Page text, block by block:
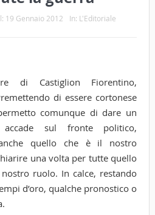
19 Gennaio 2012 In: L'Editoriale
di Castiglion Fiorentino,
di essere cortonese
comunque di dare un
sul fronte politico,
quello che è il nostro
una volta per tutte quello
ruolo. In calce, restando
d’oro, qualche pronostico o